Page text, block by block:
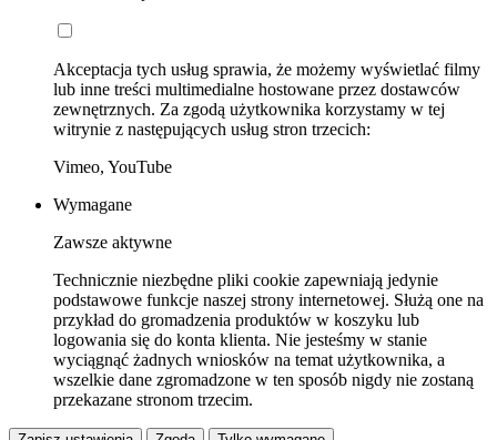
Akceptacja tych usług sprawia, że możemy wyświetlać filmy
lub inne treści multimedialne hostowane przez dostawców
zewnętrznych. Za zgodą użytkownika korzystamy w tej
witrynie z następujących usług stron trzecich:
Vimeo, YouTube
Wymagane
Zawsze aktywne
Technicznie niezbędne pliki cookie zapewniają jedynie
podstawowe funkcje naszej strony internetowej. Służą one na
przykład do gromadzenia produktów w koszyku lub
logowania się do konta klienta. Nie jesteśmy w stanie
wyciągnąć żadnych wniosków na temat użytkownika, a
wszelkie dane zgromadzone w ten sposób nigdy nie zostaną
przekazane stronom trzecim.